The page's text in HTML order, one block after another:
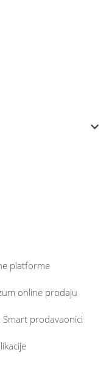
platforme
online prodaju
prodavaonici